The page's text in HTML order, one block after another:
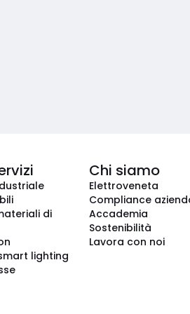
di
lighting
Chi siamo
Elettroveneta
Compliance
Accademia
Sostenibilità
Lavora con noi